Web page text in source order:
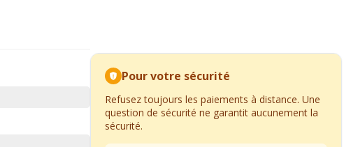
Pour votre sécurité
Refusez toujours les paiements à distance. Une
question de sécurité ne garantit aucunement la
sécurité.